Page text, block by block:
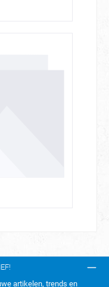
artikelen, trends en